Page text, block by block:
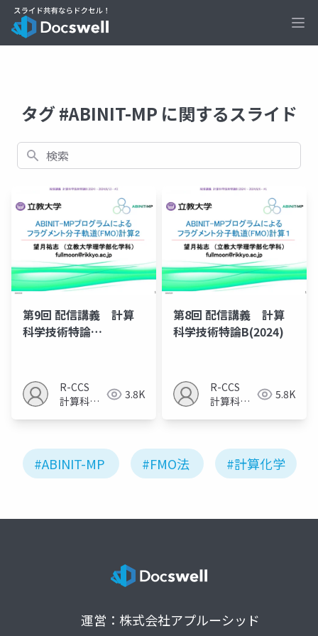
タグ #ABINIT-MP に関するスライド
検索
第9回 配信講義 計算
科学技術特論
R-CCS
計算科学
3.8K
第8回 配信講義 計算
科学技術特論B(2024)
R-CCS
計算科学
5.8K
#ABINIT-MP #FMO法 #計算化学
運営：株式会社アプルーシッド